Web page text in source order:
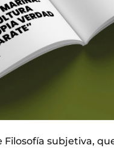
subjetiva,